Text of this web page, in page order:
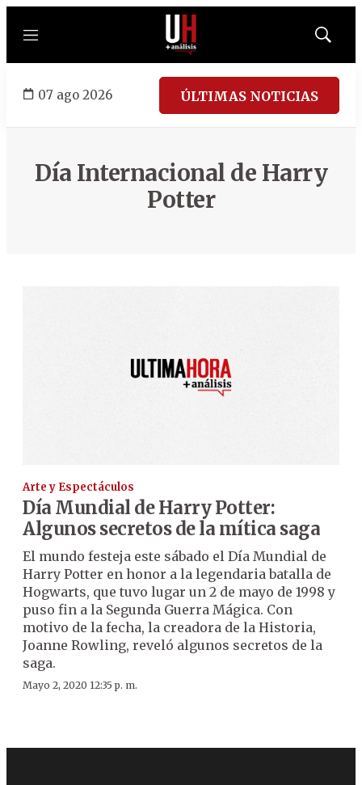
Menú
Mostrar
07 ago 2026 ÚLTIMAS NOTICIAS
Día Internacional de Harry
Potter
Arte y Espectáculos
Día Mundial de Harry Potter:
Algunos secretos de la mítica saga
El mundo festeja este sábado el Día Mundial de
Harry Potter en honor a la legendaria batalla de
Hogwarts, que tuvo lugar un 2 de mayo de 1998 y
puso fin a la Segunda Guerra Mágica. Con
motivo de la fecha, la creadora de la Historia,
Joanne Rowling, reveló algunos secretos de la
saga.
Mayo 2, 2020 12:35 p. m.